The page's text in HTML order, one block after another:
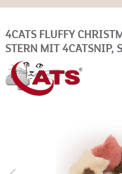
4CATS FLUFFY
STERN MIT 4CATSNIP,